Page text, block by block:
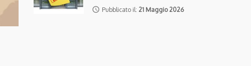
access_time Pubblicato il: 21 Maggio 2026